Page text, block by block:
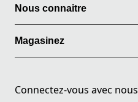
Nous connaitre
Magasinez
Connectez-vous avec nous